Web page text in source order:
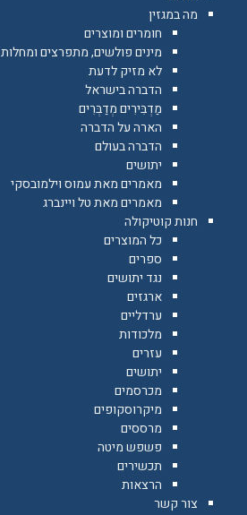
מה במגזין
חומרים ומוצרים
מינים פולשים, מתפרצים ומחלות
לא מזיק לדעת
הדברה בישראל
מַדְבִּירִים מְדַבְּרִים
הארה על הדברה
הדברה בעולם
יתושים
מאמרים מאת עמוס וילמובסקי
מאמרים מאת טל ויינברג
חנות קוטיקולה
כל המוצרים
ספרים
נגד יתושים
ארגזים
ערדליים
מלכודות
עזרים
יתושים
מכרסמים
מיקרוסקופים
מרססים
פשפש מיטה
תכשירים
הרצאות
צור קשר